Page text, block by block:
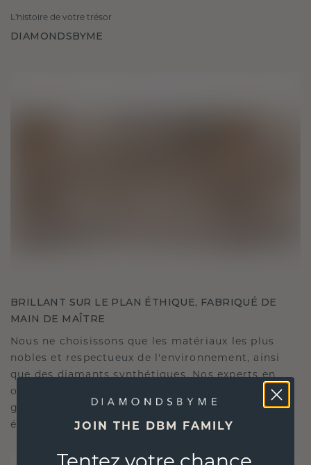
L'histoire de votre trésor
DIAMONDSBYME
BRILLANT SUR LE PLAN ÉTHIQUE, FABRIQUÉ DE
MAIN DE MAÎTRE
Nous ne choisissons que les matériaux les plus
nobles et respectueux de l'environnement, ainsi
que des diamants synthétiques. Nos experts en
orfèvrerie allient durabilité et savoir-faire inégalé,
garantissant ainsi que vos bijoux sont aussi
éthiques qu'exquis.JOIN THE DBM FAMILY